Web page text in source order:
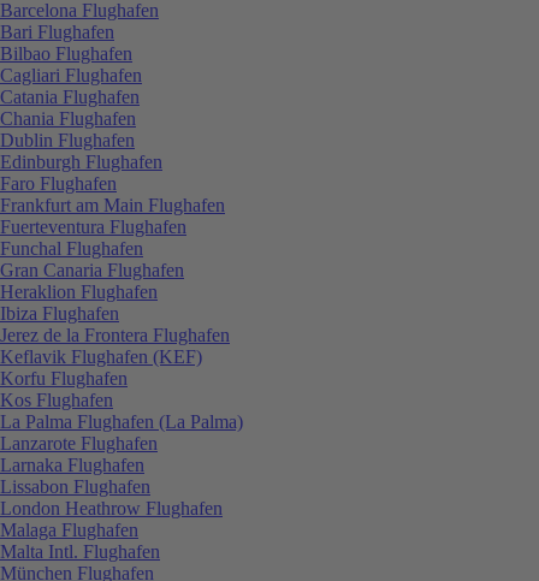
Barcelona Flughafen
Bari Flughafen
Bilbao Flughafen
Cagliari Flughafen
Catania Flughafen
Chania Flughafen
Dublin Flughafen
Edinburgh Flughafen
Faro Flughafen
Frankfurt am Main Flughafen
Fuerteventura Flughafen
Funchal Flughafen
Gran Canaria Flughafen
Heraklion Flughafen
Ibiza Flughafen
Jerez de la Frontera Flughafen
Keflavik Flughafen (KEF)
Korfu Flughafen
Kos Flughafen
La Palma Flughafen (La Palma)
Lanzarote Flughafen
Larnaka Flughafen
Lissabon Flughafen
London Heathrow Flughafen
Malaga Flughafen
Malta Intl. Flughafen
München Flughafen